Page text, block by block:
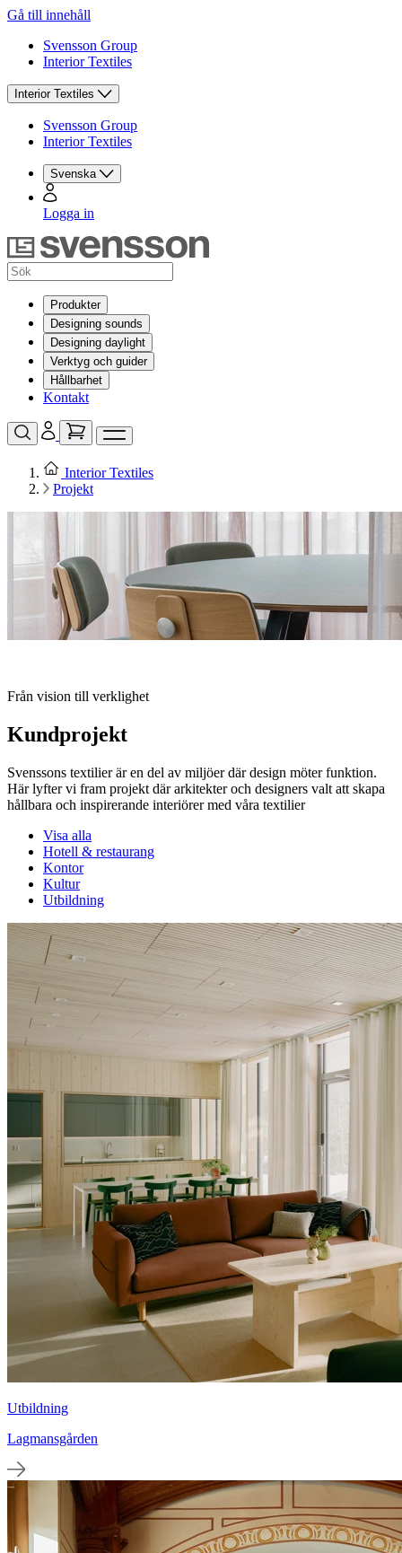
Gå till innehåll
Svensson Group
Interior Textiles
Interior Textiles
Svensson Group
Interior Textiles
Svenska
Logga in
Produkter
Designing sounds
Designing daylight
Verktyg och guider
Hållbarhet
Kontakt
Interior Textiles
Projekt
Från vision till verklighet
Kundprojekt
Svenssons textilier är en del av miljöer där design möter funktion.
Här lyfter vi fram projekt där arkitekter och designers valt att skapa
hållbara och inspirerande interiörer med våra textilier
Visa alla
Hotell & restaurang
Kontor
Kultur
Utbildning
Utbildning
Lagmansgården